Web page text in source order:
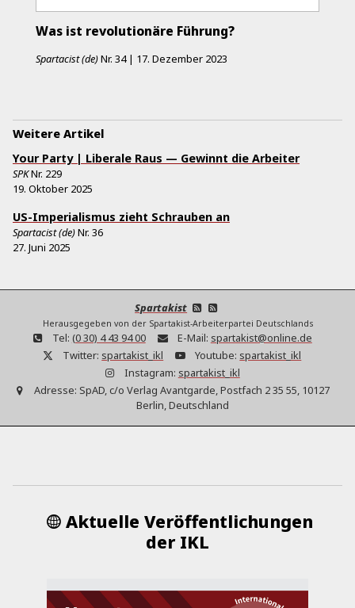
Was ist revolutionäre Führung?
Spartacist (de)Nr. 34 | 17. Dezember 2023
Weitere Artikel
Your Party | Liberale Raus — Gewinnt die Arbeiter
SPKNr. 229
19. Oktober 2025
US-Imperialismus zieht Schrauben an
Spartacist (de)Nr. 36
27. Juni 2025
Spartakist
Herausgegeben von der Spartakist-Arbeiterpartei Deutschlands
Tel: (0 30) 4 43 94 00 E-Mail: spartakist@online.de
Twitter: spartakist_ikl Youtube: spartakist_ikl
Instagram: spartakist_ikl
Adresse: SpAD, c/o Verlag Avantgarde, Postfach 2 35 55, 10127
Berlin, Deutschland
Aktuelle Veröffentlichungen
der IKL